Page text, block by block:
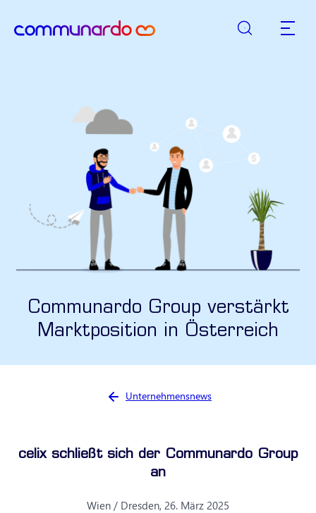
zurück zur Startseite Suche
Communardo Group verstärkt
Marktposition in Österreich
Sie sind hier:
Unternehmensnews
celix schließt sich der Communardo Group
an
Wien / Dresden, 26. März 2025